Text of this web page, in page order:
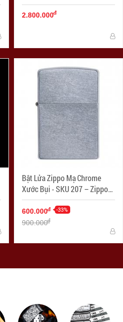
2.800.000đ
Bật Lửa Zippo Mạ Chrome
Xước Bụi - SKU 207 – Zippo
Street Chrome
600.000đ -33%
900.000đ